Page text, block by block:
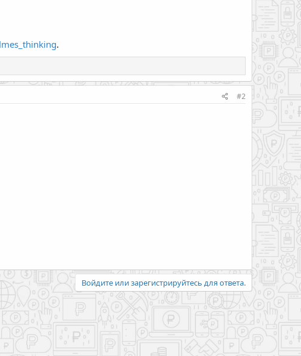
.
#2
Войдите или зарегистрируйтесь для ответа.